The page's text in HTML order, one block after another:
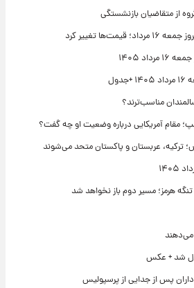
تغییر کرد
۱۴۰۵
مناسب‌ترند؟
مقام آمریکایی درباره وضعیت او چه گفت؟
ترکیه، عربستان و پاکستان متحد می‌شوند
هرمز؛ مسیر دوم باز نخواهد شد
می‌دهند
شد + عکس
پس از جدایی از پرسپولیس